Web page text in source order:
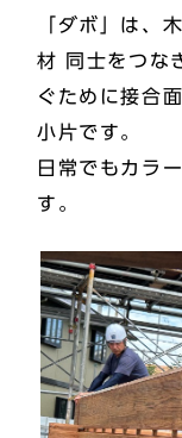
「ダボ」は、
材 同士をつな
ぐために接合
小片です。
日常でもカラ
す。